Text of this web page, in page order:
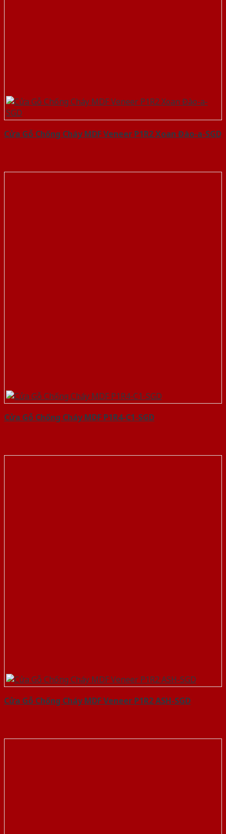
Cửa Gỗ Chống Cháy MDF Veneer P1R2 Xoan Đào-a-SGD
Cửa Gỗ Chống Cháy MDF P1R4-C1-SGD
Cửa Gỗ Chống Cháy MDF Veneer P1R2 ASH-SGD